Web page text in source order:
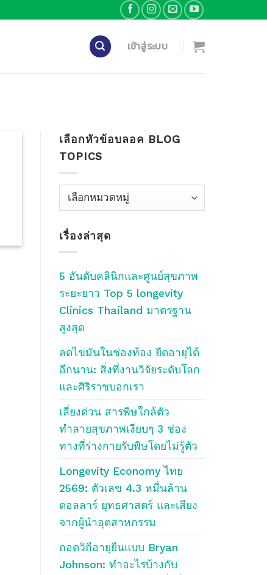
เข้าสู่ระบบ
เลือกหัวข้อบลอค BLOG
TOPICS
เลือก
บลอค
Blog
เรื่องล่าสุด
5 อันดับคลินิกและศูนย์สุขภาพ
ระยะยาว Top 5 longevity
Clinics Thailand มาตรฐาน
สูงสุด
ลดไขมันในช่องท้อง ยืดอายุได้
อีกนาน: สิ่งที่งานวิจัยระดับโลก
และศิริราชบอกเรา
เลี่ยงด่วน สารพิษใกล้ตัว
ทำลายสุขภาพเงียบๆ 3 ช่อง
ทางที่ร่างกายรับพิษโดยไม่รู้ตัว
Longevity Economy ไทย
2569: ตัวเลข 4.3 หมื่นล้าน
ดอลลาร์ ยุทธศาสตร์ และเสียง
จากผู้นำอุตสาหกรรม
ถอดวิถีอายุยืนแบบ Bryan
Johnson: ทำอะไรบ้างกับ